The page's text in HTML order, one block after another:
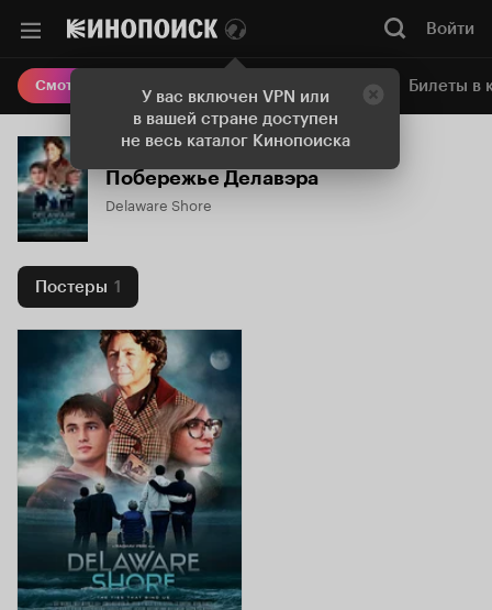
У вас включен VPN или
в вашей стране доступен
не весь каталог Кинопоиска
Войти
Смотреть кино Онлайн-кинотеатр Билеты в
Побережье Делавэра
Delaware Shore
Постеры 1